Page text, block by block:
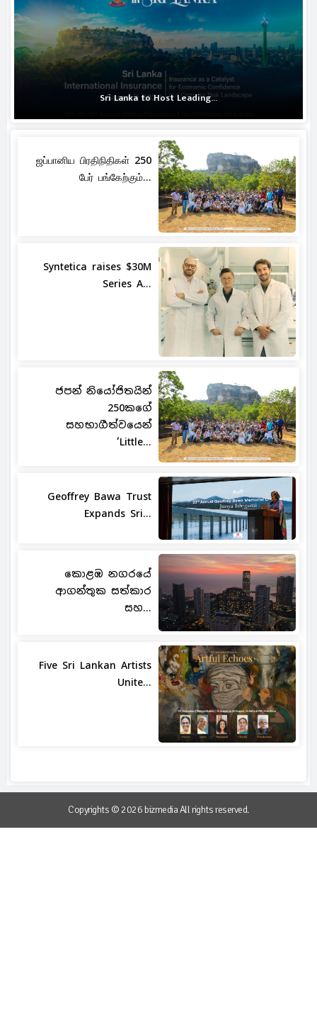
Sri Lanka to Host Leading...
ஜப்பானிய பிரதிநிதிகள் 250
பேர் பங்கேற்கும்...
Syntetica raises $30M
Series A...
ජපන් නියෝජිතයින්
250කගේ
සහභාගීත්වයෙන්
‘Little...
Geoffrey Bawa Trust
Expands Sri...
කොළඹ නගරයේ
ආගන්තුක සත්කාර
සහ...
Five Sri Lankan Artists
Unite...
Copyrights © 2026 bizmedia All rights reserved.